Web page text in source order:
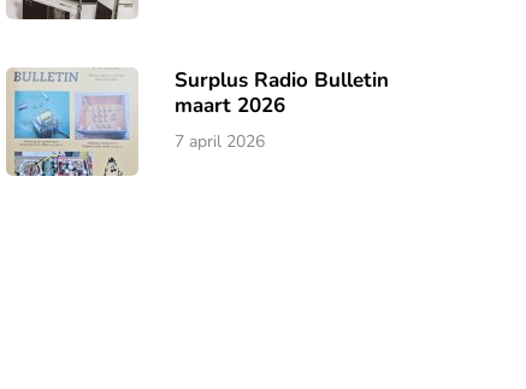
Surplus Radio Bulletin
maart 2026
7 april 2026